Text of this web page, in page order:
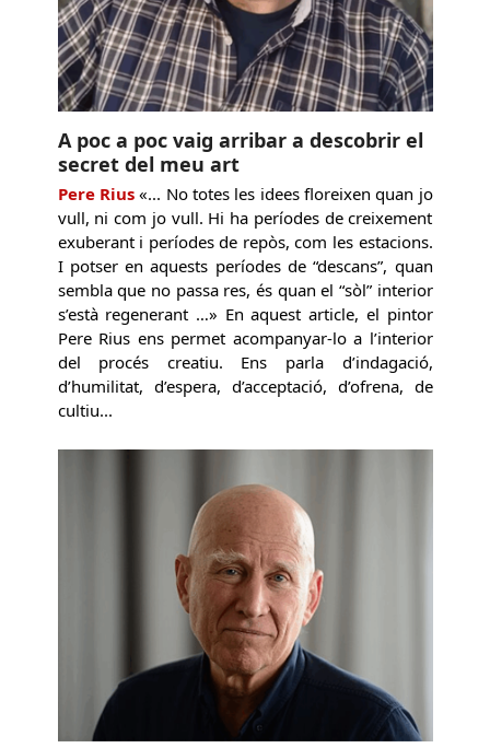
A poc a poc vaig arribar a descobrir el
secret del meu art
Pere Rius«... No totes les idees floreixen quan jo
vull, ni com jo vull. Hi ha períodes de creixement
exuberant i períodes de repòs, com les estacions.
I potser en aquests períodes de “descans”, quan
sembla que no passa res, és quan el “sòl” interior
s’està regenerant …» En aquest article, el pintor
Pere Rius ens permet acompanyar-lo a l’interior
del procés creatiu. Ens parla d’indagació,
d’humilitat, d’espera, d’acceptació, d’ofrena, de
cultiu...